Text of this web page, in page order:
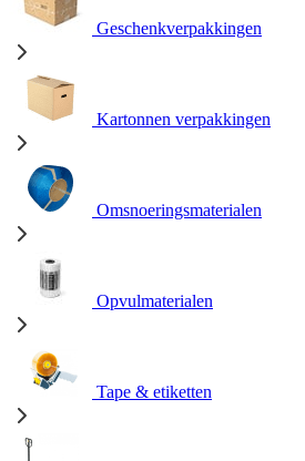
Geschenkverpakkingen
Kartonnen verpakkingen
Omsnoeringsmaterialen
Opvulmaterialen
Tape & etiketten